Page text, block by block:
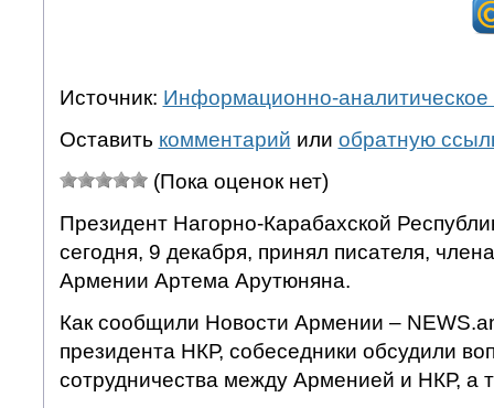
Источник: Информационно-аналитическое
Оставить комментарий или обратную
(Пока оценок нет)
Президент Нагорно-Карабахской
сегодня, 9 декабря, принял писателя,
Армении Артема Арутюняна.
Как сообщили Новости Армении –
президента НКР, собеседники обсудили
сотрудничества между Арменией и НКР, а